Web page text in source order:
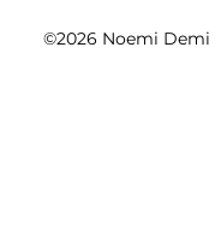
©2026 Noemi Demi